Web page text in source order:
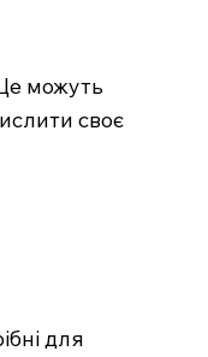
можуть
своє
для